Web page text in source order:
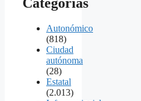
Autonómico
(818)
Ciudad
autónoma
(28)
Estatal
(2.013)